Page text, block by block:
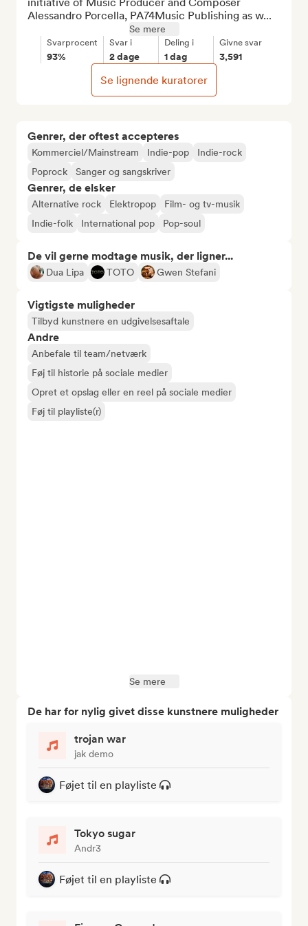
Genrer, der oftest accepteres
Kommerciel/Mainstream Indie-pop
Indie-rock
Poprock
Sanger og sangskriver
Genrer, de elsker
Alternative rock Elektropop
Film- og tv-musik
Indie-folk
International pop Pop-soul
De vil gerne modtage musik, der ligner...
Dua Lipa TOTO Gwen Stefani
Vigtigste muligheder
Tilbyd kunstnere en udgivelsesaftale
Andre
Anbefale til team/netværk
Føj til historie på sociale medier
Opret et opslag eller en reel på sociale medier
Føj til playliste(r)
Se mere
De har for nylig givet disse kunstnere muligheder
trojan war
jak demo
Føjet til en playliste
Tokyo sugar
Andr3
Føjet til en playliste
Alessandro Porcella, PA74Music Publishing as w...
Se mere
Svarprocent
93%
Svar i
2 dage
Deling i
1 dag
Givne svar
3,591
Se lignende kuratorer